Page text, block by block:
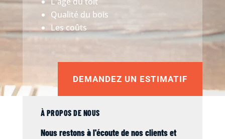
Qualité du bois
Les coûts
DEMANDEZ UN ESTIMATIF
À PROPOS DE NOUS
Nous restons à l'écoute de nos clients et